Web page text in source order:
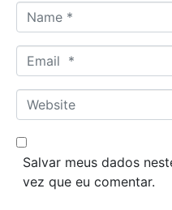
a
m
*
m
a
*
W
e
b
Salvar meus dados
vez que eu comentar.